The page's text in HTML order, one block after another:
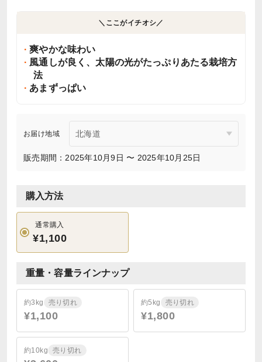
＼ここがイチオシ／
爽やかな味わい
風通しが良く、太陽の光がたっぷりあたる栽培方
法
あまずっぱい
お届け地域
販売期間：2025年10月9日 〜 2025年10月25日
購入方法
通常購入
¥1,100
重量・容量ラインナップ
約3kg 売り切れ
¥1,100
約5kg 売り切れ
¥1,800
約10kg 売り切れ